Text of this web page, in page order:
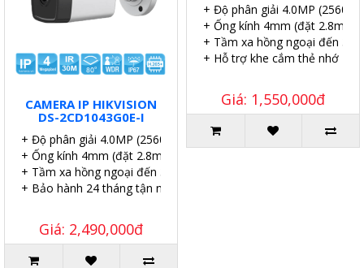
CAMERA IP HIKVISION
DS-2CD1043G0E-I
+ Độ phân giải 4.0MP (2560×1140P)
+ Ống kính 4mm (đặt 2.8mm, 6mm).
+ Tầm xa hồng ngoại đến 30m.
+ Bảo hành 24 tháng tận nơi.
Giá: 2,490,000đ
+ Độ phân giải 4.0MP
+ Ống kính 4mm (đặt 2.8mm,
+ Tầm xa hồng ngoại đến
+ Hỗ trợ khe cắm thẻ nhớ
Giá: 1,550,000đ